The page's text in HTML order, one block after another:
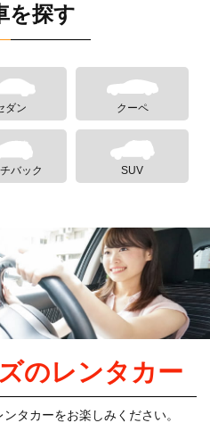
を探す
ダン クーペ
バック SUV
のレンタカー
タカーをお楽しみください。